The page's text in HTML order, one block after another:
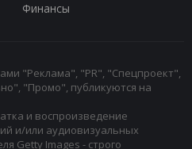
Финансы
"Реклама", "PR", "Спецпроект",
"Промо", публикуются на
и воспроизведение
и/или аудиовизуальных
Getty Images - строго